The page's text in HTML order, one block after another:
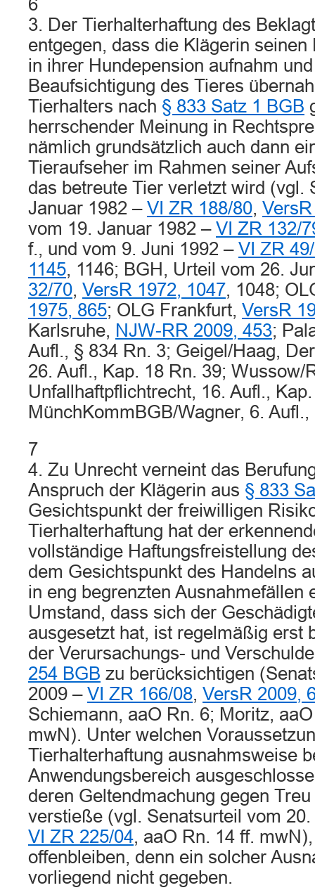
6
3. Der Tierhalterhaftung des
entgegen, dass die Klägerin seinen
in ihrer Hundepension aufnahm
Beaufsichtigung des Tieres
Tierhalters nach § 833 Satz 1 BGB
herrschender Meinung in
nämlich grundsätzlich auch dann
Tieraufseher im Rahmen seiner
das betreute Tier verletzt wird (vgl.
Januar 1982 – VI ZR 188/80,
vom 19. Januar 1982 – VI ZR 132/
f., und vom 9. Juni 1992 – VI ZR
1145, 1146; BGH, Urteil vom 26.
32/70, VersR 1972, 1047, 1048;
1975, 865; OLG Frankfurt, VersR
Karlsruhe, NJW-RR 2009, 453;
Aufl., § 834 Rn. 3; Geigel/Haag,
26. Aufl., Kap. 18 Rn. 39; Wussow/
Unfallhaftpflichtrecht, 16. Aufl.,
MünchKommBGB/Wagner, 6.
7
4. Zu Unrecht verneint das
Anspruch der Klägerin aus § 833
Gesichtspunkt der freiwilligen
Tierhalterhaftung hat der
vollständige Haftungsfreistellung
dem Gesichtspunkt des Handelns
in eng begrenzten Ausnahmefällen
Umstand, dass sich der
ausgesetzt hat, ist regelmäßig erst
der Verursachungs- und
254 BGB zu berücksichtigen
2009 – VI ZR 166/08, VersR 2009,
Schiemann, aaO Rn. 6; Moritz,
mwN). Unter welchen
Tierhalterhaftung ausnahmsweise
Anwendungsbereich
deren Geltendmachung gegen
verstieße (vgl. Senatsurteil vom
VI ZR 225/04, aaO Rn. 14 ff.
offenbleiben, denn ein solcher
vorliegend nicht gegeben.